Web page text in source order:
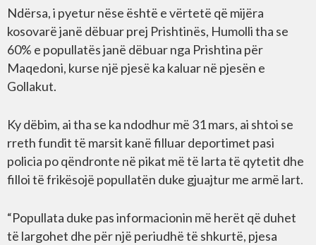
Ndërsa, i pyetur nëse është e vërtetë që mijëra
kosovarë janë dëbuar prej Prishtinës, Humolli tha se
60% e popullatës janë dëbuar nga Prishtina për
Maqedoni, kurse një pjesë ka kaluar në pjesën e
Gollakut.
Ky dëbim, ai tha se ka ndodhur më 31 mars, ai shtoi se
rreth fundit të marsit kanë filluar deportimet pasi
policia po qëndronte në pikat më të larta të qytetit dhe
filloi të frikësojë popullatën duke gjuajtur me armë lart.
“Popullata duke pas informacionin më herët që duhet
të largohet dhe për një periudhë të shkurtë, pjesa